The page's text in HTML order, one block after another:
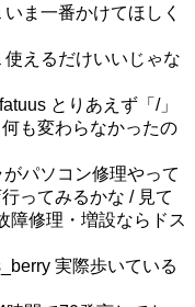
いま一番かけてほしく
使えるだけいいじゃな
とりあえず「/」
も変わらなかったの
がパソコン修理やって
ってみるかな / 見て
障修理・増設ならドス
実際歩いている